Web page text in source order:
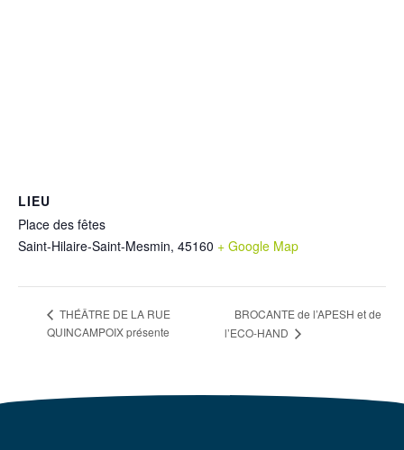
LIEU
Place des fêtes
Saint-Hilaire-Saint-Mesmin, 45160 + Google Map
THÉÂTRE DE LA RUE
QUINCAMPOIX présente
BROCANTE de l’APESH et de
l’ECO-HAND